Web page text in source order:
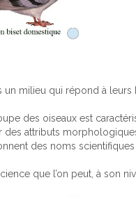
milieu qui répond à
des oiseaux est
attributs
des noms
que l’on peut, à son